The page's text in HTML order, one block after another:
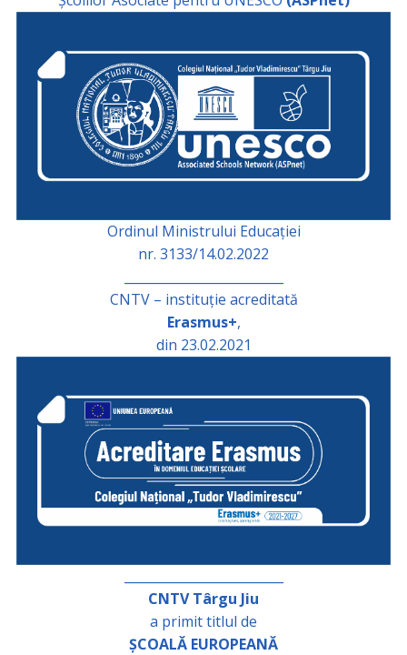
Ordinul Ministrului Educației
nr. 3133/14.02.2022
CNTV – instituție acreditată
Erasmus+,
din 23.02.2021
CNTV Târgu Jiu
a primit titlul de
ȘCOALĂ EUROPEANĂ